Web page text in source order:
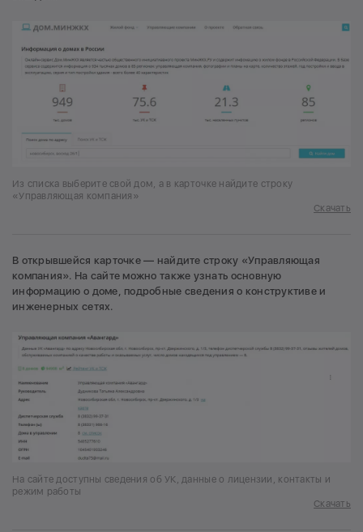
Из списка выберите свой дом, а в карточке найдите строку
«Управляющая компания»
Скачать
В открывшейся карточке — найдите строку «Управляющая
компания». На сайте можно также узнать основную
информацию о доме, подробные сведения о конструктиве и
инженерных сетях.
На сайте доступны сведения об УК, данные о лицензии, контакты и
режим работы
Скачать